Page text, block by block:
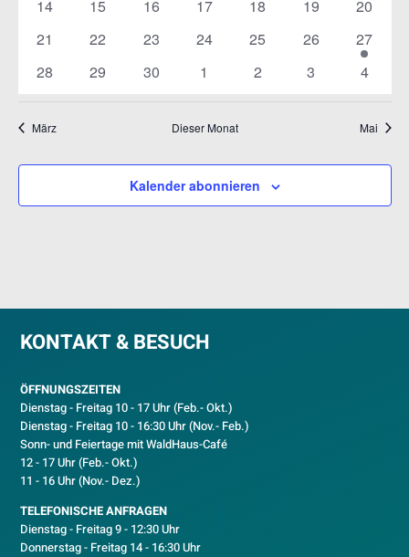
0
14
0
15
0
16
0
17
0
18
0
19
0
20
0
21
0
22
0
23
0
24
0
25
0
Veranstaltungen
26
1
27
0
28
0
29
0
30
0
1
0
2
0
3
0
4
März Dieser Monat Mai
Kalender abonnieren
KONTAKT & BESUCH
ÖFFNUNGSZEITEN
Dienstag - Freitag 10 - 17 Uhr (Feb.- Okt.)
Dienstag - Freitag 10 - 16:30 Uhr (Nov.- Feb.)
Sonn- und Feiertage mit WaldHaus-Café
12 - 17 Uhr (Feb.- Okt.)
11 - 16 Uhr (Nov.- Dez.)
TELEFONISCHE ANFRAGEN
Dienstag - Freitag 9 - 12:30 Uhr
Donnerstag - Freitag 14 - 16:30 Uhr